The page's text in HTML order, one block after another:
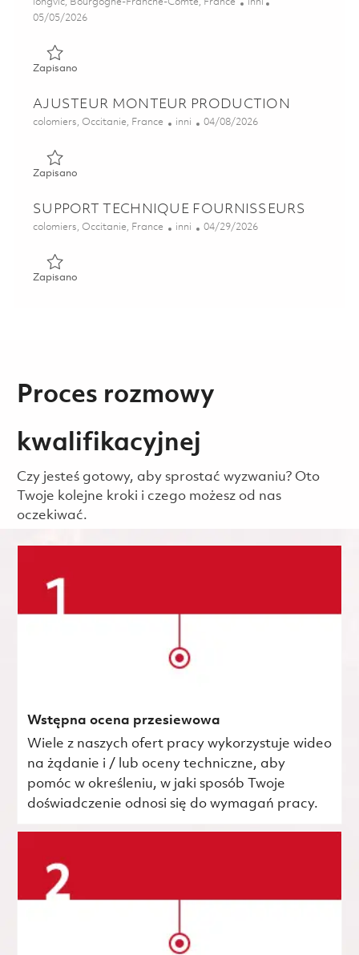
Posted Date
05/05/2026
ZapisanoZapisano Technicien Réparation Aéronautique 01814460
AJUSTEUR MONTEUR PRODUCTION
Lokalizacja
colomiers, Occitanie, France Kategoria
inni Posted Date
04/08/2026
ZapisanoZapisano AJUSTEUR MONTEUR PRODUCTION 01825026
SUPPORT TECHNIQUE FOURNISSEURS
Lokalizacja
colomiers, Occitanie, France Kategoria
inni Posted Date
04/29/2026
ZapisanoZapisano SUPPORT TECHNIQUE FOURNISSEURS
Proces rozmowy
kwalifikacyjnej
Czy jesteś gotowy, aby sprostać wyzwaniu? Oto
Twoje kolejne kroki i czego możesz od nas
oczekiwać.
Wstępna ocena przesiewowa
Wiele z naszych ofert pracy wykorzystuje wideo
na żądanie i / lub oceny techniczne, aby
pomóc w określeniu, w jaki sposób Twoje
doświadczenie odnosi się do wymagań pracy.